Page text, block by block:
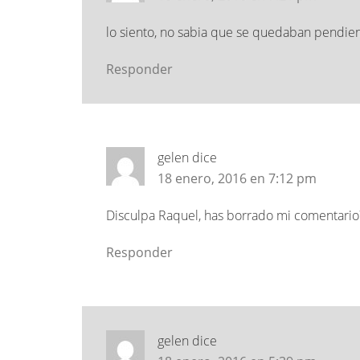
lo siento, no sabia que se quedaban
Responder
gelen dice
18 enero, 2016 en 7:12 pm
Disculpa Raquel, has borrado mi
Responder
gelen dice